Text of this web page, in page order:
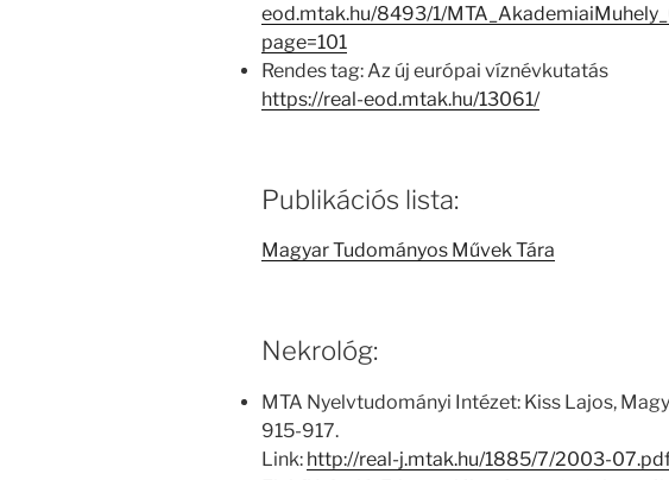
eod.mtak.hu/8493/1/
page=101
Rendes tag: Az új európai víznévkutatás
https://real-eod.mtak.hu/13061/
Publikációs lista:
Magyar Tudományos Művek Tára
Nekrológ:
MTA Nyelvtudományi Intézet: Kiss Lajos,
915-917.
Link: http://real-j.mtak.hu/1885/7/2003-